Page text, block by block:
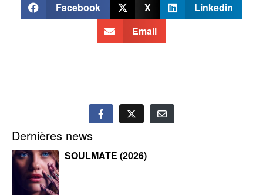
Facebook X
Linkedin
Email
Dernières news
SOULMATE (2026)